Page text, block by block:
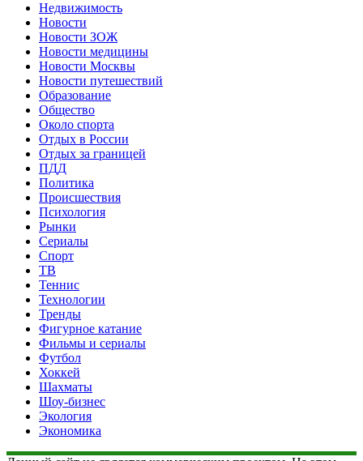
Недвижимость
Новости
Новости ЗОЖ
Новости медицины
Новости Москвы
Новости путешествий
Образование
Общество
Около спорта
Отдых в России
Отдых за границей
ПДД
Политика
Происшествия
Психология
Рынки
Сериалы
Спорт
ТВ
Теннис
Технологии
Тренды
Фигурное катание
Фильмы и сериалы
Футбол
Хоккей
Шахматы
Шоу-бизнес
Экология
Экономика